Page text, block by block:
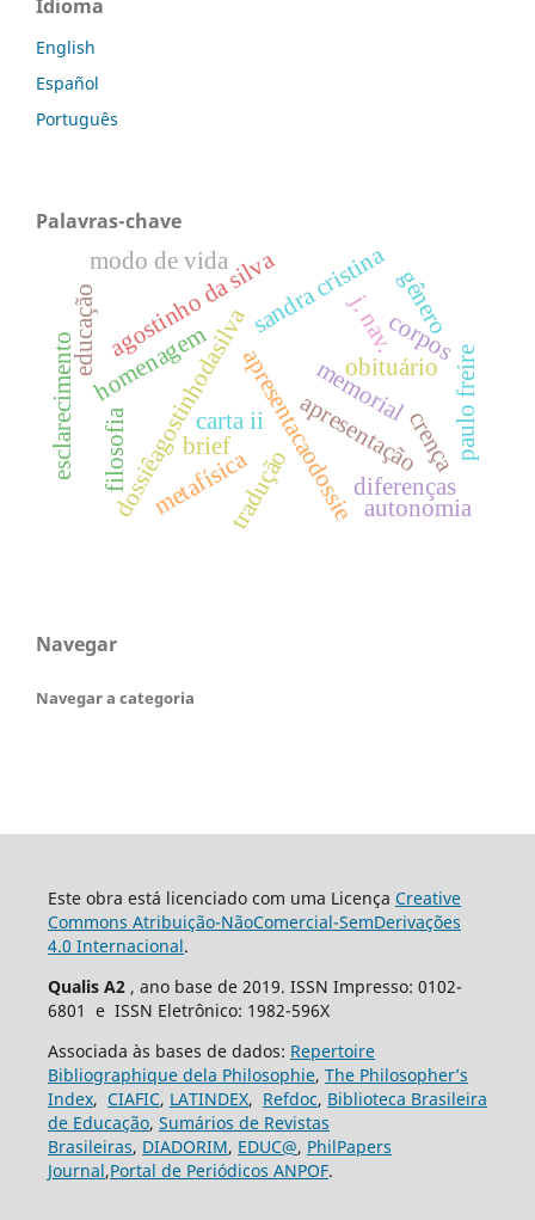
Idioma
English
Español
Português
Palavras-chave
apresentação
dossiêagostinhodasilvaapresentacaodossie
tradução
brief
j. nav.
agostinho da silva
carta ii
sandra cristina
obituário
homenagem memorial
diferenças
corpos
filosofia metafísica
modo de vida
paulo freire
educação
crença
gênero
autonomia
esclarecimento
Navegar
Navegar a categoria
Este obra está licenciado com uma Licença Creative
Commons Atribuição-NãoComercial-SemDerivações
4.0 Internacional.
Qualis A2 , ano base de 2019. ISSN Impresso: 0102-
6801 e ISSN Eletrônico: 1982-596X
Associada às bases de dados: Repertoire
Bibliographique dela Philosophie, The Philosopher’s
Index, CIAFIC, LATINDEX, Refdoc, Biblioteca Brasileira
de Educação, Sumários de Revistas
Brasileiras, DIADORIM, EDUC@, PhilPapers
Journal,Portal de Periódicos ANPOF.